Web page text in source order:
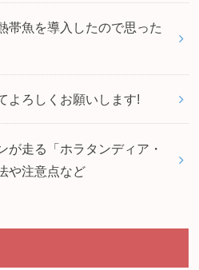
帯魚を導入したので思った
よろしくお願いします!
が走る「ホラタンディア・
や注意点など